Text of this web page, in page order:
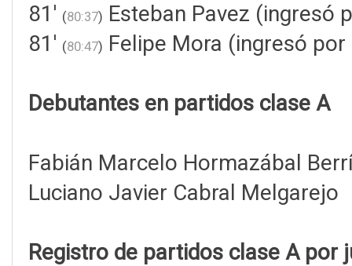
81' (80:37) Esteban Pavez (ingresó
81' (80:47) Felipe Mora (ingresó por
Debutantes en partidos clase A
Fabián Marcelo Hormazábal
Luciano Javier Cabral Melgarejo
Registro de partidos clase A por